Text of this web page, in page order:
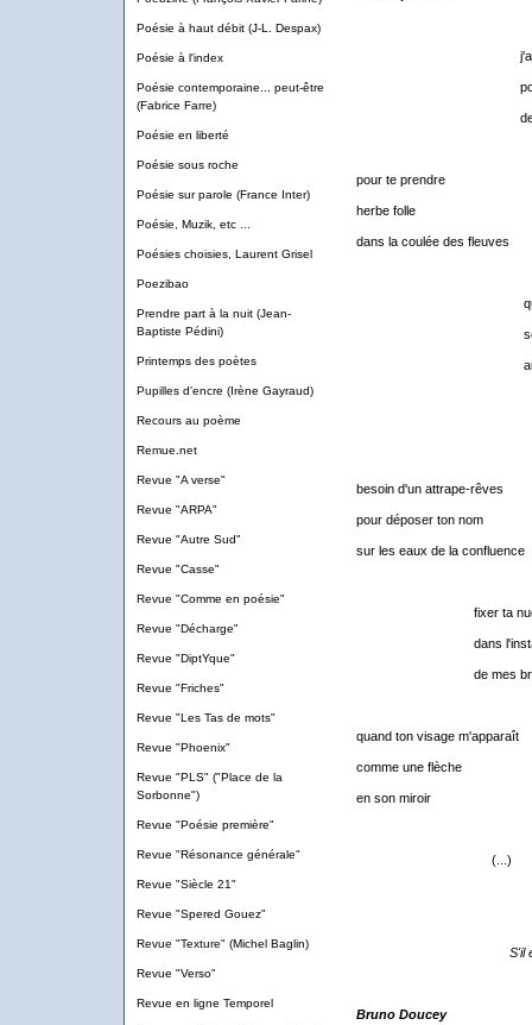
Poésie à haut débit (J-L. Despax)
Poésie à l'index
Poésie contemporaine... peut-être
(Fabrice Farre)
Poésie en liberté
Poésie sous roche
Poésie sur parole (France Inter)
Poésie, Muzik, etc ...
Poésies choisies, Laurent Grisel
Poezibao
Prendre part à la nuit (Jean-
Baptiste Pédini)
Printemps des poètes
Pupilles d'encre (Irène Gayraud)
Recours au poème
Remue.net
Revue "A verse"
Revue "ARPA"
Revue "Autre Sud"
Revue "Casse"
Revue "Comme en poésie"
Revue "Décharge"
Revue "DiptYque"
Revue "Friches"
Revue "Les Tas de mots"
Revue "Phoenix"
Revue "PLS" ("Place de la
Sorbonne")
Revue "Poésie première"
Revue "Résonance générale"
Revue "Siècle 21"
Revue "Spered Gouez"
Revue "Texture" (Michel Baglin)
Revue "Verso"
Revue en ligne Temporel
j'ai besoin
pour atteindre
de ton
pour te prendre
herbe folle
dans la coulée des fleuves
quand des
secouent
au-dessus
besoin d'un attrape-rêves
pour déposer ton nom
sur les eaux de la confluence
fixer ta
dans
de mes
quand ton visage m'apparaît
comme une flèche
en son miroir
(...)
S'il
Bruno Doucey